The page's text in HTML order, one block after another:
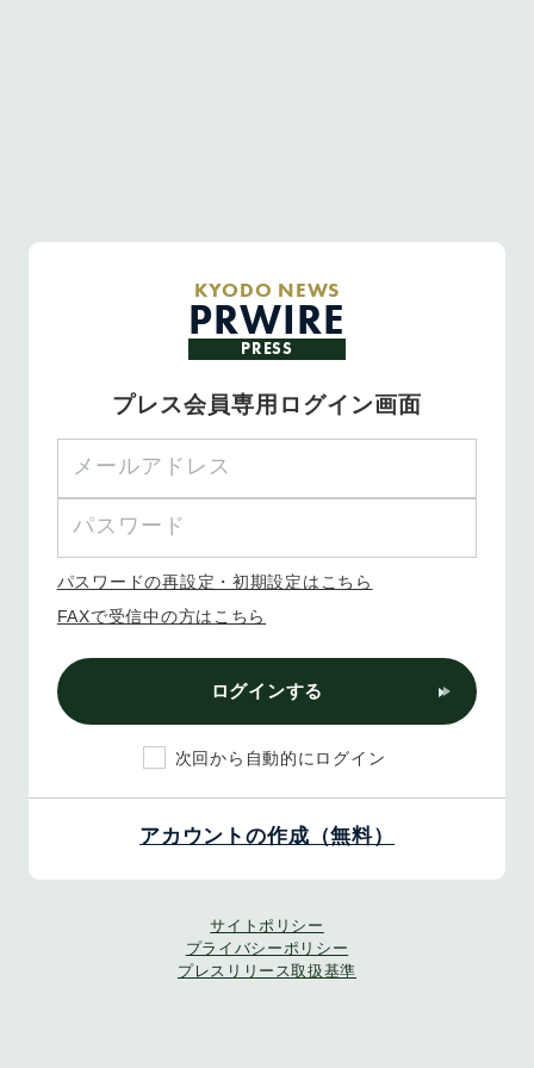
KYODO NEWS
PRWIRE
PRESS
プレス会員専用ログイン画面
パスワードの再設定・初期設定はこちら
FAXで受信中の方はこちら
ログインする
次回から自動的にログイン
アカウントの作成（無料）
サイトポリシー
プライバシーポリシー
プレスリリース取扱基準